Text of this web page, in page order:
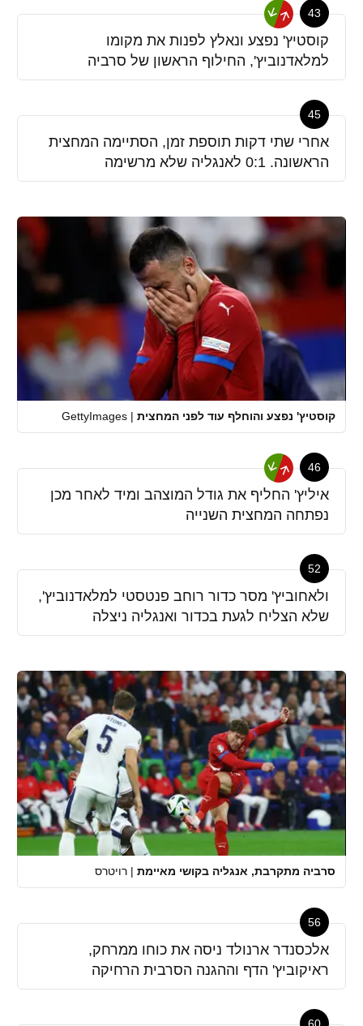
43
קוסטיץ' נפצע ונאלץ לפנות את מקומו
למלאדנוביץ', החילוף הראשון של סרביה
45
אחרי שתי דקות תוספת זמן, הסתיימה המחצית
הראשונה. 0:1 לאנגליה שלא מרשימה
קוסטיץ' נפצע והוחלף עוד לפני המחצית |
GettyImages
46
איליץ' החליף את גודל המוצהב ומיד לאחר מכן
נפתחה המחצית השנייה
52
ולאחוביץ' מסר כדור רוחב פנטסטי למלאדנוביץ',
שלא הצליח לגעת בכדור ואנגליה ניצלה
סרביה מתקרבת, אנגליה בקושי מאיימת | רויטרס
56
אלכסנדר ארנולד ניסה את כוחו ממרחק,
ראיקוביץ' הדף וההגנה הסרבית הרחיקה
60